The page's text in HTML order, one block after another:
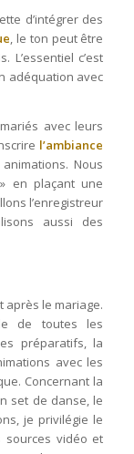
d’intégrer des
, le ton peut être
c’est
adéquation avec
avec leurs
l’ambiance
Nous
en plaçant une
l’enregistreur
aussi des
après le mariage.
de toutes les
préparatifs, la
avec les
Concernant la
set de danse, le
je privilégie le
sources vidéo et